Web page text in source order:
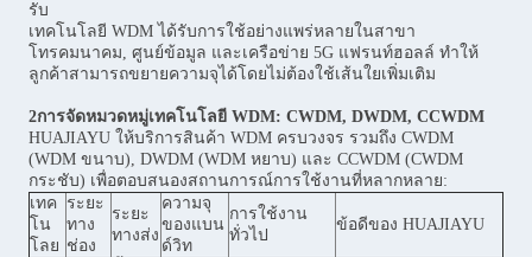
รับ
เทคโนโลยี WDM ได้รับการใช้อย่างแพร่หลายในสาขา
โทรคมนาคม, ศูนย์ข้อมูล และเครือข่าย 5G แฟรนท์ฮอลล์ ทําให้
ลูกค้าสามารถขยายความจุได้โดยไม่ต้องใช้เส้นใยเพิ่มเติม
2การจัดหมวดหมู่เทคโนโลยี WDM: CWDM, DWDM, CCWDM
HUAJIAYU ให้บริการสินค้า WDM ครบวงจร รวมถึง CWDM
(WDM ขนาบ), DWDM (WDM หยาบ) และ CCWDM (CWDM
กระชับ) เพื่อตอบสนองสถานการณ์การใช้งานที่หลากหลาย:
เทค
โน
โลย
ระยะ
ทาง
ช่อง
ระยะ
ทางส่ง
ความจุ
ของแบน
ด์วิท
การใช้งาน
ทั่วไป
ข้อดีของ HUAJIAYU